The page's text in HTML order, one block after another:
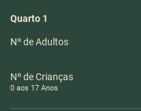
Quarto 1
Nº de Adultos
Nº de Crianças
0 aos 17 Anos